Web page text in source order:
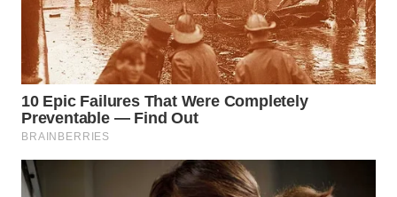
INDRAMAYU
WN
KUNINGAN
WN
MAJALENGKA